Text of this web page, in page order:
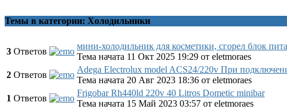
Темы в категории: Холодильники
3 Ответов
мини-холодильник для косметики, сгорел блок
Тема начата 11 Окт 2025 19:29 от eletmoraes
2 Ответов
Adega Electrolux model ACS24/220v При
Тема начата 20 Авг 2023 18:36 от eletmoraes
1 Ответов
Frigobar Rh440ld 220v 40 Litros Dometic minibar
Тема начата 15 Май 2023 03:57 от eletmoraes